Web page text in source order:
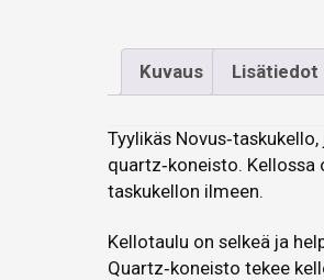
Kuvaus Lisätiedot
Tyylikäs
quartz‑koneisto. Kellossa
taskukellon ilmeen.
Kellotaulu on selkeä ja
Quartz‑koneisto tekee